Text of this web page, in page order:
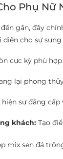
Phụ Nữ
gần, đây
cho sự
cực kỳ phù
lại phong
hiện sự đẳng
khách: Tạo
mix sen đá